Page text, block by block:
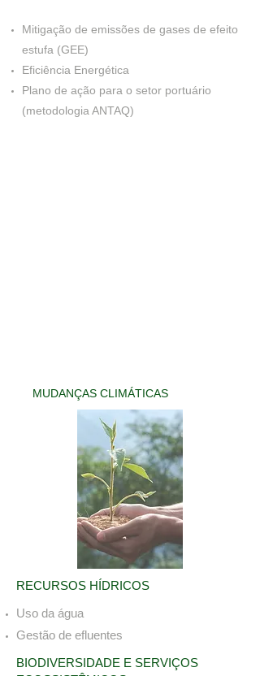
Mitigação de emissões de gases de efeito
estufa (GEE)
Eficiência Energética
Plano de ação para o setor portuário
(metodologia ANTAQ)
MUDANÇAS CLIMÁTICAS
RECURSOS HÍDRICOS
Uso da água
Gestão de efluentes
BIODIVERSIDADE E SERVIÇOS